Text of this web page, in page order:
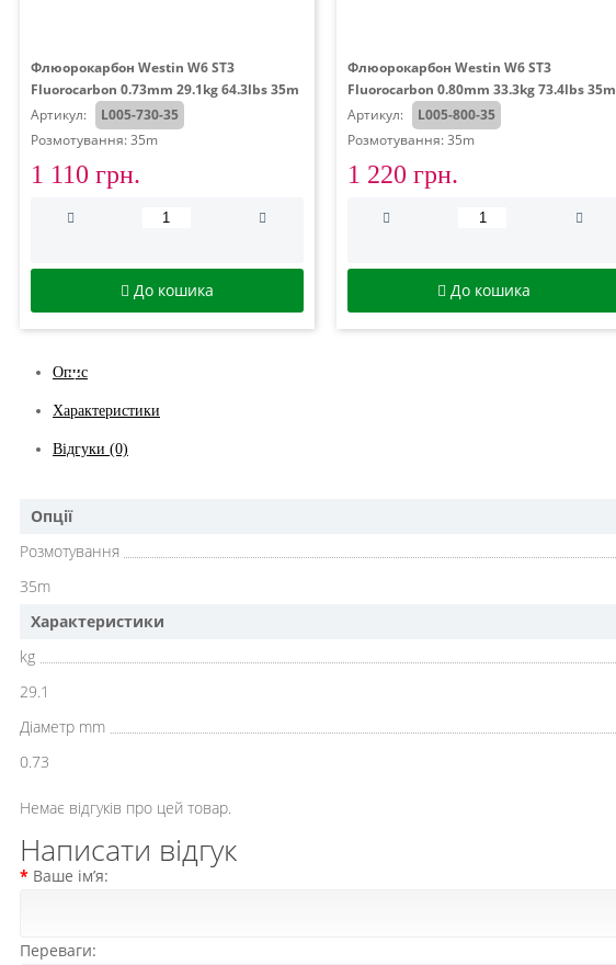
Флюорокарбон Westin W6 ST3
Fluorocarbon 0.73mm 29.1kg 64.3lbs 35m
Артикул:
L005-730-35
Розмотування: 35m
1 110 грн.
До кошика
Флюорокарбон Westin W6 ST3
Fluorocarbon 0.80mm 33.3kg 73.4lbs 35m
Артикул:
L005-800-35
Розмотування: 35m
1 220 грн.
До кошика
Опис
Характеристики
Відгуки (0)
Опції
Розмотування
35m
Характеристики
kg
29.1
Діаметр mm
0.73
Немає відгуків про цей товар.
Написати відгук
Ваше ім’я:
Переваги: